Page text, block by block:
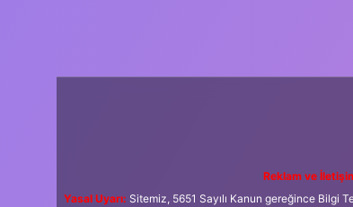
Reklam ve
Yasal Uyarı: Sitemiz, 5651 Sayılı Kanun gereğince Bilgi